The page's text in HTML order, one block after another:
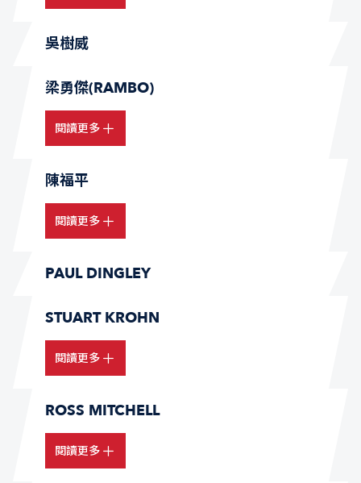
吳樹威
梁勇傑(RAMBO)
閱讀更多
陳福平
閱讀更多
PAUL DINGLEY
STUART KROHN
閱讀更多
ROSS MITCHELL
閱讀更多